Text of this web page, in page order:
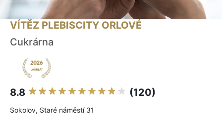
VÍTĚZ PLEBISCITY ORLOVÉ
Cukrárna
8.8 (120)
Sokolov, Staré náměstí 31